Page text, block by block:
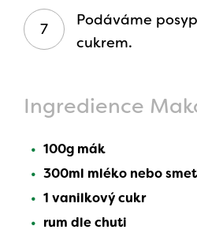
Podáváme
cukrem.
Ingredience
100g mák
300ml mléko nebo
1 vanilkový cukr
rum dle chuti